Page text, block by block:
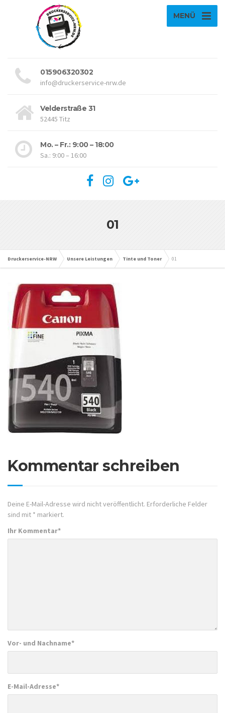
MENÜ
015906320302
info@druckerservice-nrw.de
Velderstraße 31
52445 Titz
Mo. – Fr.: 9:00 – 18:00
Sa.: 9:00 – 16:00
01
Druckerservice-NRW Unsere Leistungen Tinte und Toner 01
Kommentar schreiben
Deine E-Mail-Adresse wird nicht veröffentlicht. Erforderliche Felder
sind mit * markiert.
Ihr Kommentar*
Vor- und Nachname*
E-Mail-Adresse*